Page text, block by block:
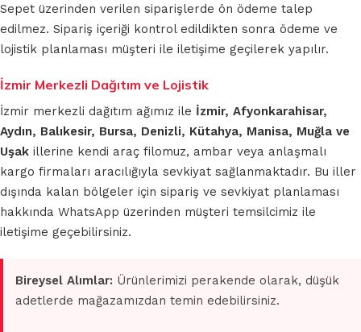
Sepet üzerinden verilen siparişlerde ön ödeme talep
edilmez. Sipariş içeriği kontrol edildikten sonra ödeme ve
lojistik planlaması müşteri ile iletişime geçilerek yapılır.
İzmir Merkezli Dağıtım ve Lojistik
İzmir merkezli dağıtım ağımız ile İzmir, Afyonkarahisar,
Aydın, Balıkesir, Bursa, Denizli, Kütahya, Manisa, Muğla ve
Uşak illerine kendi araç filomuz, ambar veya anlaşmalı
kargo firmaları aracılığıyla sevkiyat sağlanmaktadır. Bu iller
dışında kalan bölgeler için sipariş ve sevkiyat planlaması
hakkında WhatsApp üzerinden müşteri temsilcimiz ile
iletişime geçebilirsiniz.
Bireysel Alımlar: Ürünlerimizi perakende olarak, düşük
adetlerde mağazamızdan temin edebilirsiniz.